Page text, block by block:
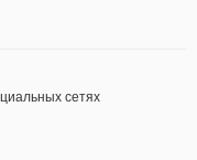
сетях